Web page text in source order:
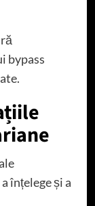
bypass
înțelege și a